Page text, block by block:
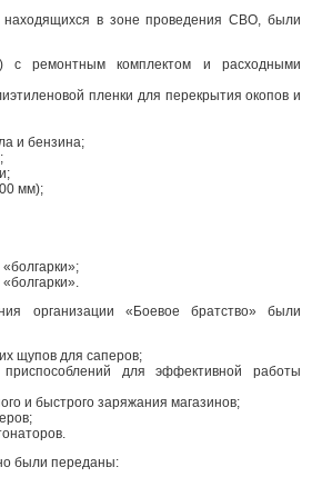
в зоне проведения СВО, были
с ремонтным комплектом и расходными
пленки для перекрытия окопов и
и бензина;
мм);
организации «Боевое братство» были
щупов для саперов;
для эффективной работы
и быстрого заряжания магазинов;
были переданы: